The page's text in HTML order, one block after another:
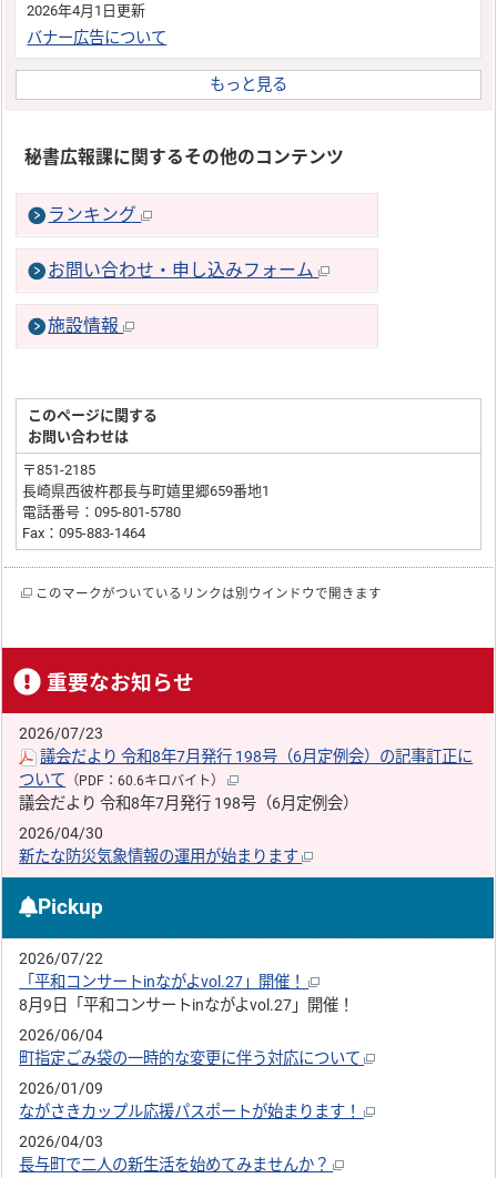
2026年4月1日更新
バナー広告について
もっと見る
秘書広報課に関するその他のコンテンツ
ランキング
お問い合わせ・申し込みフォーム
施設情報
このページに関する
お問い合わせは
〒851-2185
長崎県西彼杵郡長与町嬉里郷659番地1
電話番号：095-801-5780
Fax：095-883-1464
このマークがついているリンクは別ウインドウで開きます
重要なお知らせ
2026/07/23
議会だより 令和8年7月発行 198号（6月定例会）の記事訂正に
ついて （PDF：60.6キロバイト）
議会だより 令和8年7月発行 198号（6月定例会）
2026/04/30
新たな防災気象情報の運用が始まります
Pickup
2026/07/22
「平和コンサートinながよvol.27」開催！
8月9日「平和コンサートinながよvol.27」開催！
2026/06/04
町指定ごみ袋の一時的な変更に伴う対応について
2026/01/09
ながさきカップル応援パスポートが始まります！
2026/04/03
長与町で二人の新生活を始めてみませんか？